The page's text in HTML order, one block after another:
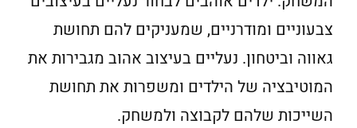
צבעוניים ומודרניים, שמעניקים להם תחושת
גאווה וביטחון. נעליים בעיצוב אהוב מגבירות את
המוטיבציה של הילדים ומשפרות את תחושת
השייכות שלהם לקבוצה ולמשחק.